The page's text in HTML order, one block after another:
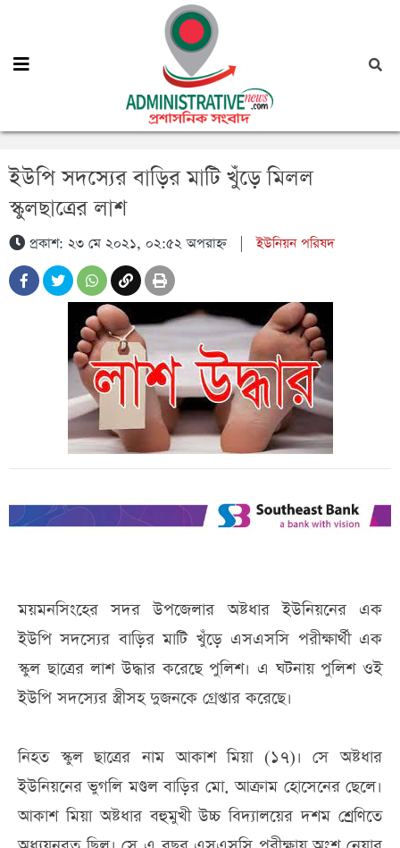
ইউপি সদস্যের বাড়ির মাটি খুঁড়ে মিলল
স্কুলছাত্রের লাশ
প্রকাশ: ২৩ মে ২০২১, ০২:৫২ অপরাহ্ন|ইউনিয়ন পরিষদ
ময়মনসিংহের সদর উপজেলার অষ্টধার ইউনিয়নের এক
ইউপি সদস্যের বাড়ির মাটি খুঁড়ে এসএসসি পরীক্ষার্থী এক
স্কুল ছাত্রের লাশ উদ্ধার করেছে পুলিশ। এ ঘটনায় পুলিশ ওই
ইউপি সদস্যের স্ত্রীসহ দুজনকে গ্রেপ্তার করেছে।
নিহত স্কুল ছাত্রের নাম আকাশ মিয়া (১৭)। সে অষ্টধার
ইউনিয়নের ভুগলি মণ্ডল বাড়ির মো. আক্রাম হোসেনের ছেলে।
আকাশ মিয়া অষ্টধার বহুমুখী উচ্চ বিদ্যালয়ের দশম শ্রেণিতে